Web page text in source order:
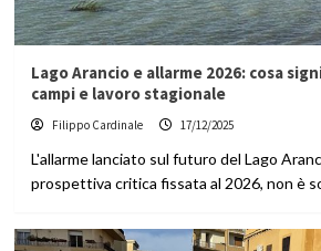
Lago Arancio e allarme 2026: cosa
campi e lavoro stagionale
Filippo Cardinale 17/12/2025
L'allarme lanciato sul futuro del Lago
prospettiva critica fissata al 2026, non è